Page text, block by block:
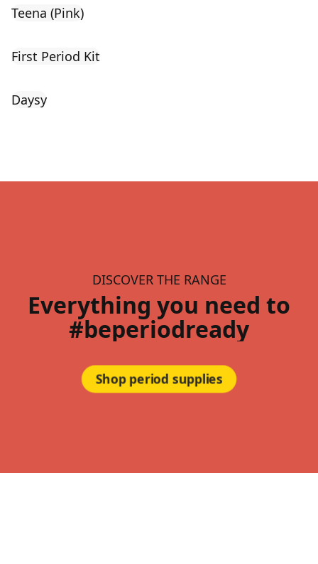
Teena (Pink)
First Period Kit
Daysy
DISCOVER THE RANGE
Everything you need to
#beperiodready
Shop period supplies